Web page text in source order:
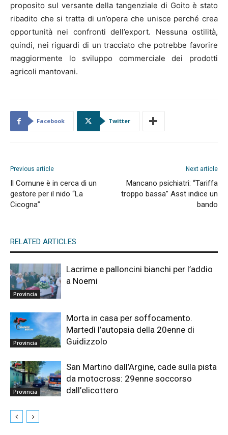
proposito sul versante della tangenziale di Goito è stato
ribadito che si tratta di un’opera che unisce perché crea
opportunità nei confronti dell’export. Nessuna ostilità,
quindi, nei riguardi di un tracciato che potrebbe favorire
maggiormente lo sviluppo commerciale dei prodotti
agricoli mantovani.
Facebook Twitter
Previous article
Il Comune è in cerca di un
gestore per il nido “La
Cicogna”
Next article
Mancano psichiatri: “Tariffa
troppo bassa” Asst indice un
bando
RELATED ARTICLES
Provincia
Lacrime e palloncini bianchi per l’addio
a Noemi
Provincia
Morta in casa per soffocamento.
Martedì l’autopsia della 20enne di
Guidizzolo
Provincia
San Martino dall’Argine, cade sulla pista
da motocross: 29enne soccorso
dall’elicottero